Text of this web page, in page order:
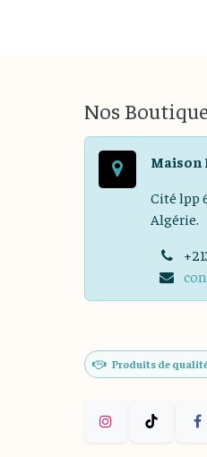
Nos
Maison
Cité lpp
Algérie.
Produits de